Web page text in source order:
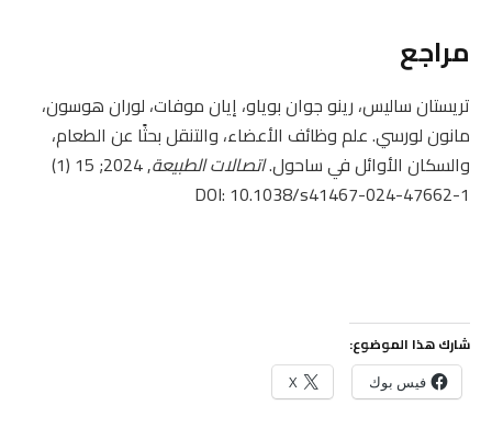
مراجع
تريستان ساليس، رينو جوان بوياو، إيان موفات، لوران هوسون،
مانون لورسي. علم وظائف الأعضاء، والتنقل بحثًا عن الطعام،
والسكان الأوائل في ساحول.اتصالات الطبيعة
, 2024; 15 (1)
DOI: 10.1038/s41467-024-47662-1
شارك هذا الموضوع:
فيس بوك X